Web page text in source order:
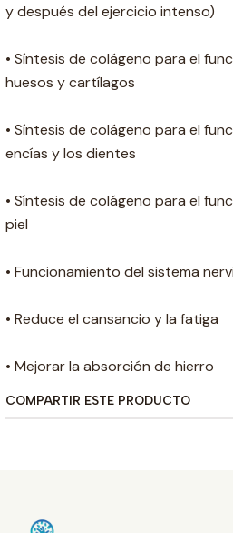
y después del ejercicio intenso)
• Síntesis de colágeno para el
huesos y cartílagos
• Síntesis de colágeno para el
encías y los dientes
• Síntesis de colágeno para el
piel
• Funcionamiento del sistema
• Reduce el cansancio y la fatiga
• Mejorar la absorción de hierro
COMPARTIR ESTE PRODUCTO